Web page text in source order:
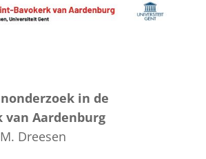
in de
van Aardenburg
Dreesen